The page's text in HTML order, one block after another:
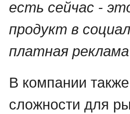
есть сейчас -
продукт в
платная
В компании
сложности для